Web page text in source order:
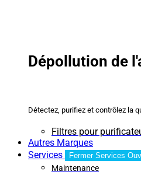
Dépollution de
Détectez, purifiez et contrôlez la
Filtres pour
Autres Marques
Services
Fermer Services
Maintenance